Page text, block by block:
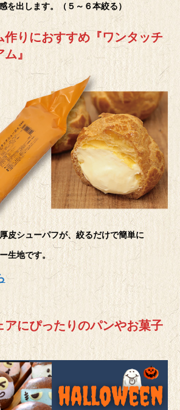
を出します。（５～６本絞る）
作りにおすすめ『ワンタッチ
』
皮シューパフが、絞るだけで簡単に
生地です。
アにぴったりのパンやお菓子